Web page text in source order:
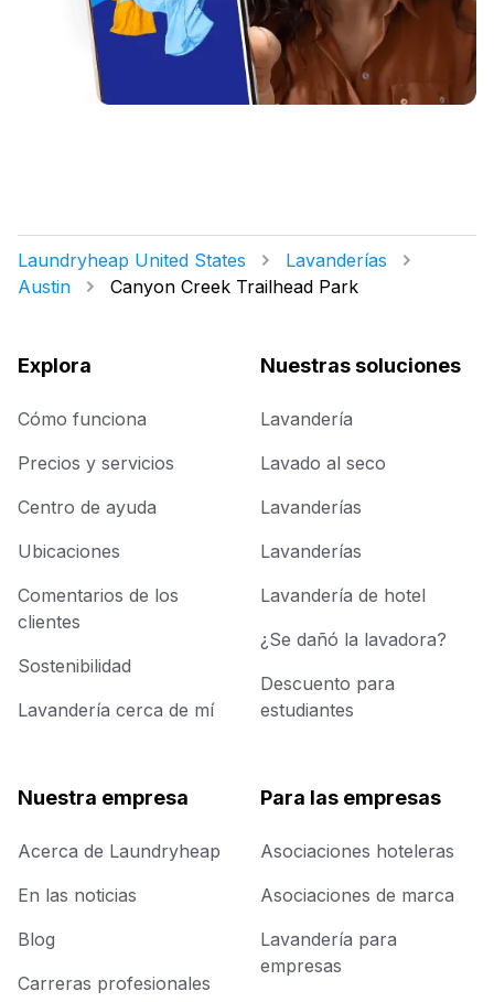
Laundryheap United States
Lavanderías
Austin
Canyon Creek Trailhead Park
Explora
Cómo funciona
Precios y servicios
Centro de ayuda
Ubicaciones
Comentarios de los
clientes
Sostenibilidad
Lavandería cerca de mí
Nuestras soluciones
Lavandería
Lavado al seco
Lavanderías
Lavanderías
Lavandería de hotel
¿Se dañó la lavadora?
Descuento para
estudiantes
Nuestra empresa
Acerca de Laundryheap
En las noticias
Blog
Carreras profesionales
Para las empresas
Asociaciones hoteleras
Asociaciones de marca
Lavandería para
empresas